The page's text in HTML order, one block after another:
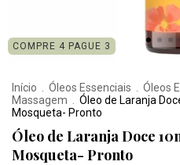
COMPRE 4 PAGUE 3
Início Óleos Essenciais
Óleos
Massagem
Óleo de Laranja
Mosqueta- Pronto
Óleo de Laranja Doce
Mosqueta- Pronto